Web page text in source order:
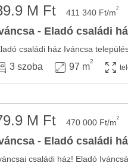
M Ft 411 340 Ft/m2
- Eladó családi
családi ház Iváncsa
3 szoba 97 m
2
M Ft 470 000 Ft/m2
- Eladó családi
családi ház! Eladó